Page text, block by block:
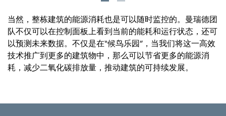
当然，整栋建筑的能源消耗也是可以随时监控的。曼瑞德团
队不仅可以在控制面板上看到当前的能耗和运行状态，还可
以预测未来数据。不仅是在“候鸟乐园”，当我们将这一高效
技术推广到更多的建筑物中，那么可以节省更多的能源消
耗，减少二氧化碳排放量，推动建筑的可持续发展。